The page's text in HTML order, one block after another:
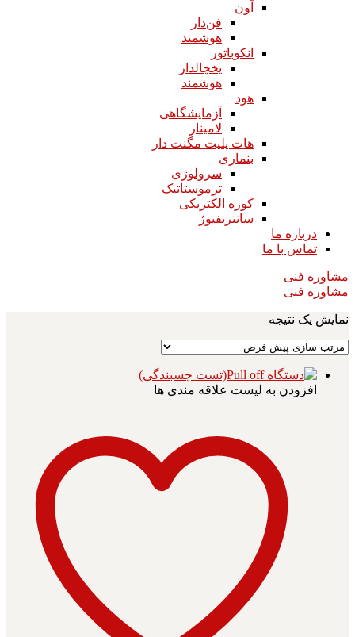
آون
فن‌دار
هوشمند
انکوباتور
یخچالدار
هوشمند
هود
آزمایشگاهی
لامینار​​​​​​​
هات پلیت مگنت دار​​​​​​​
بنماری
سرولوژی
ترموستاتیک
کوره الکتریکی
سانتریفیوژ
درباره ما
تماس با ما
مشاوره فنی
مشاوره فنی
نمایش یک نتیجه
افزودن به لیست علاقه مندی ها